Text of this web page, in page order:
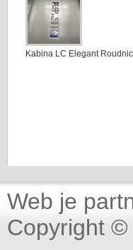
Kabina LC Elegant
Web je
Copyright ©